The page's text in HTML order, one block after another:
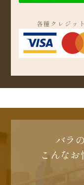
各種クレジッ
バラ
こんな